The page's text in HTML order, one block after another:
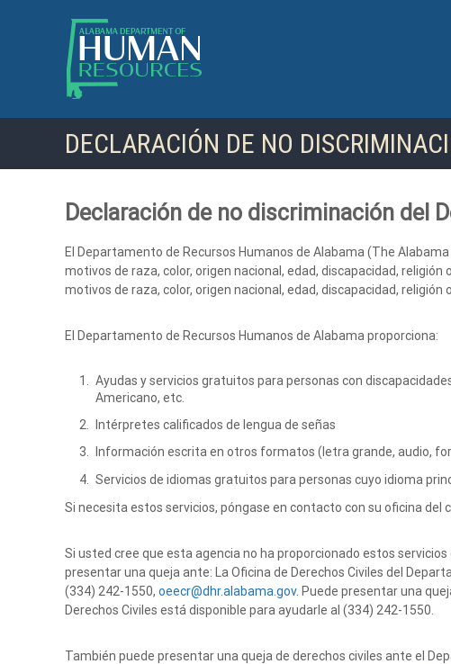
a
DECLARACIÓN DE NO
Declaración de no discriminación del
El Departamento de Recursos Humanos de Alabama (The
motivos de raza, color, origen nacional, edad, discapacidad,
motivos de raza, color, origen nacional, edad, discapacidad, religión
El Departamento de Recursos Humanos de Alabama proporciona:
Ayudas y servicios gratuitos para personas con
Americano, etc.
Intérpretes calificados de lengua de señas
Información escrita en otros formatos (letra grande, audio,
Servicios de idiomas gratuitos para personas cuyo idioma
Si necesita estos servicios, póngase en contacto con su oficina del
Si usted cree que esta agencia no ha proporcionado estos
presentar una queja ante: La Oficina de Derechos Civiles del
(334) 242-1550, oeecr@dhr.alabama.gov. Puede presentar una
Derechos Civiles está disponible para ayudarle al (334) 242-1550.
También puede presentar una queja de derechos civiles ante el